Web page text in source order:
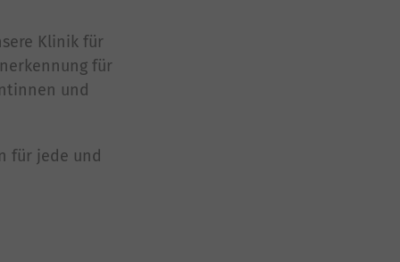
Klinik für
für
und
für jede und